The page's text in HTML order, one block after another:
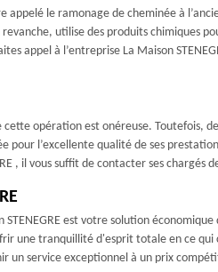
appelé le ramonage de cheminée à
utilise des produits chimiques
appel à l’entreprise La Maison
opération est onéreuse. Toutefois,
pour l’excellente qualité de ses
, il vous suffit de contacter ses chargés
est votre solution économique
une tranquillité d'esprit totale en ce qui
un service exceptionnel à un prix